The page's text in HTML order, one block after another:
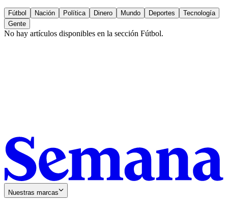
Fútbol Nación Política Dinero Mundo Deportes
Tecnología
Gente
No hay artículos disponibles en la sección Fútbol.
Nuestras marcas